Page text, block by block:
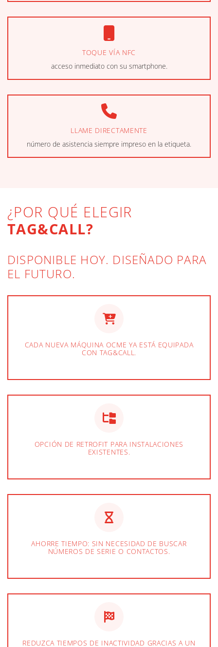
TOQUE VÍA NFC
acceso inmediato con su smartphone.
LLAME DIRECTAMENTE
número de asistencia siempre impreso en la etiqueta.
¿POR QUÉ ELEGIR
TAG&CALL?
DISPONIBLE HOY. DISEÑADO PARA
EL FUTURO.
CADA NUEVA MÁQUINA OCME YA ESTÁ EQUIPADA
CON TAG&CALL.
OPCIÓN DE RETROFIT PARA INSTALACIONES
EXISTENTES.
AHORRE TIEMPO: SIN NECESIDAD DE BUSCAR
NÚMEROS DE SERIE O CONTACTOS.
REDUZCA TIEMPOS DE INACTIVIDAD GRACIAS A UN